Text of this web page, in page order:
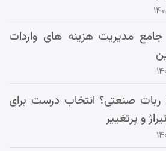
جامع مدیریت هزینه‌ های واردات
ربات صنعتی؟ انتخاب درست برای
و پرتغییر